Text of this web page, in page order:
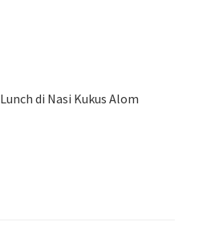
Lunch di Nasi Kukus Alom